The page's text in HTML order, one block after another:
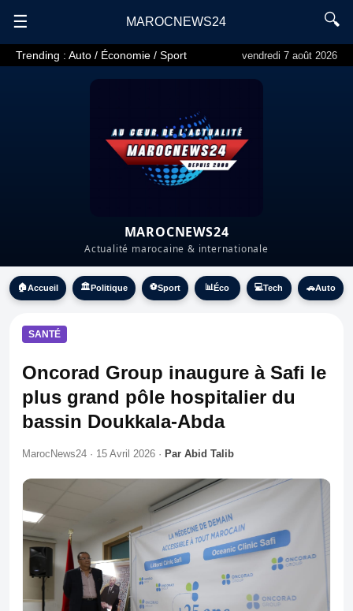
Trending : Auto / Économie / Sport vendredi 7 août 2026
MAROCNEWS24
☰ MAROCNEWS24 🔍
🏠Accueil 🏛️ Politique ⚽Sport 📊Éco 💻Tech 🚗Auto
SANTÉ
Oncorad Group inaugure à Safi le
plus grand pôle hospitalier du
bassin Doukkala-Abda
MarocNews24 · 15 Avril 2026 · Par Abid Talib